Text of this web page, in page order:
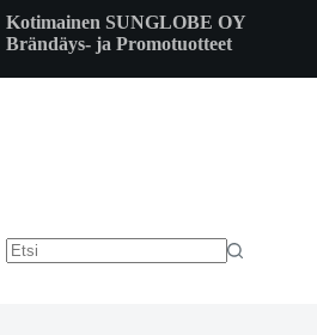
to
content
Kotimainen SUNGLOBE OY
Brändäys- ja Promotuotteet